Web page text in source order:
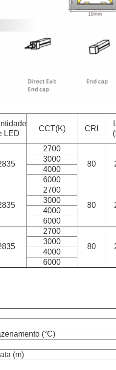
LED
CCT(K) CRI
2700
80
3000
4000
6000
2700
80
3000
4000
6000
2700
80
3000
4000
6000
(°C)
(m)